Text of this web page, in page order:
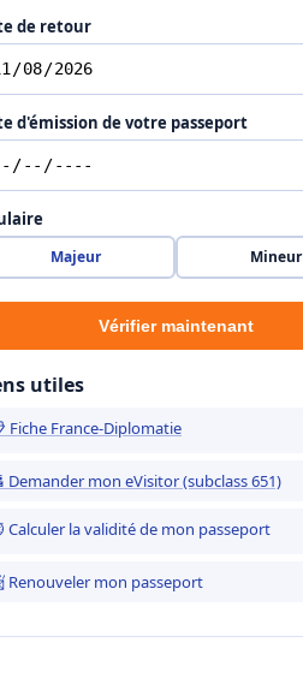
de retour
d'émission de votre passeport
Majeur Mineur
Vérifier maintenant
utiles
Fiche France-Diplomatie
Demander mon eVisitor (subclass 651)
la validité de mon passeport
Renouveler mon passeport